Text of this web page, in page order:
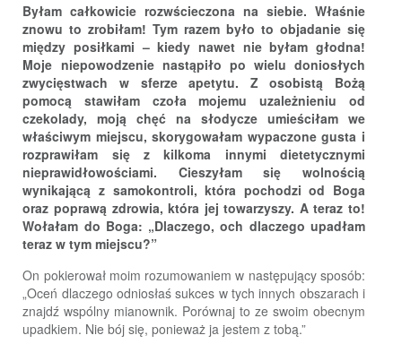
Byłam całkowicie rozwścieczona na siebie. Właśnie
znowu to zrobiłam! Tym razem było to objadanie się
między posiłkami – kiedy nawet nie byłam głodna!
Moje niepowodzenie nastąpiło po wielu doniosłych
zwycięstwach w sferze apetytu. Z osobistą Bożą
pomocą stawiłam czoła mojemu uzależnieniu od
czekolady, moją chęć na słodycze umieściłam we
właściwym miejscu, skorygowałam wypaczone gusta i
rozprawiłam się z kilkoma innymi dietetycznymi
nieprawidłowościami. Cieszyłam się wolnością
wynikającą z samokontroli, która pochodzi od Boga
oraz poprawą zdrowia, która jej towarzyszy. A teraz to!
Wołałam do Boga: „Dlaczego, och dlaczego upadłam
teraz w tym miejscu?”
On pokierował moim rozumowaniem w następujący sposób:
„Oceń dlaczego odniosłaś sukces w tych innych obszarach i
znajdź wspólny mianownik. Porównaj to ze swoim obecnym
upadkiem. Nie bój się, ponieważ ja jestem z tobą.”